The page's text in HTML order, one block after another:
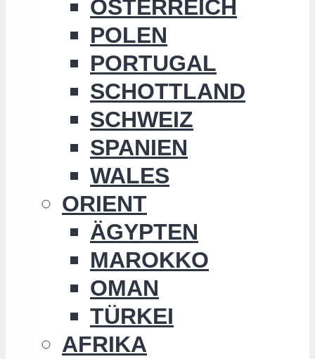
ÖSTERREICH
POLEN
PORTUGAL
SCHOTTLAND
SCHWEIZ
SPANIEN
WALES
ORIENT
ÄGYPTEN
MAROKKO
OMAN
TÜRKEI
AFRIKA